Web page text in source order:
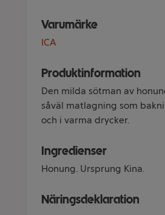
Varumärke
ICA
Produktinformation
Den milda sötman av
såväl matlagning som
och i varma drycker.
Ingredienser
Honung. Ursprung Kina.
Näringsdeklaration